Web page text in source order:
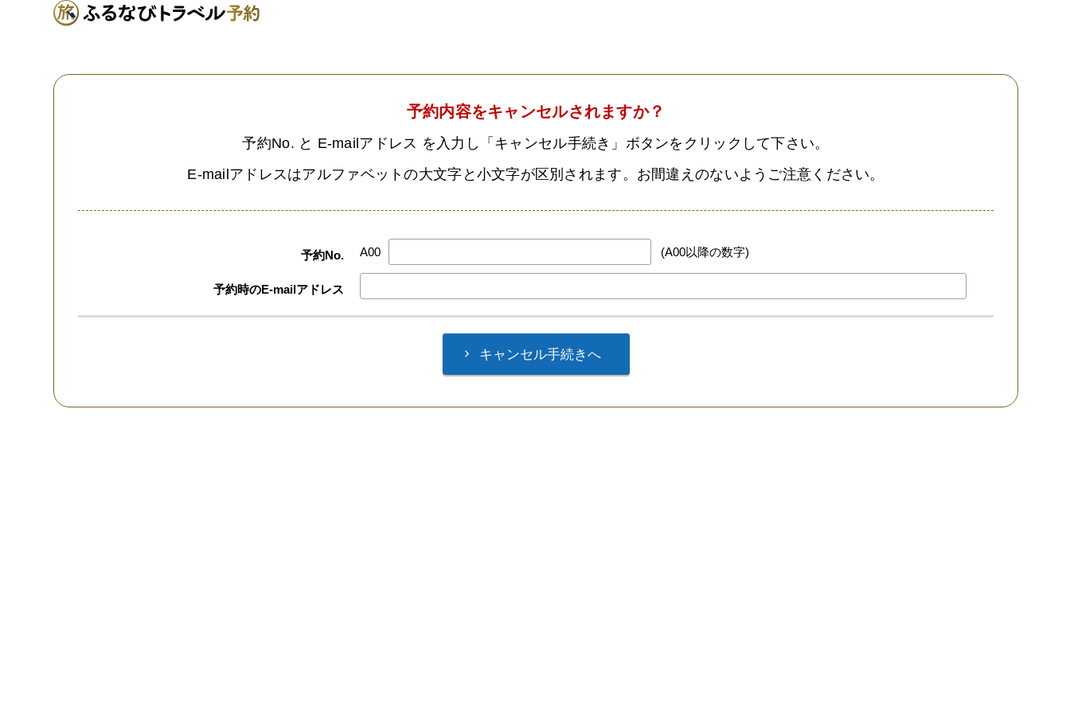
予約内容をキャンセルされますか？
予約No. と E-mailアドレス を入力し「キャンセル手続き」ボタンをクリックして下さい。
E-mailアドレスはアルファベットの大文字と小文字が区別されます。お間違えのないようご注意ください。
予約No. A00 (A00以降の数字)
予約時のE-mailアドレス